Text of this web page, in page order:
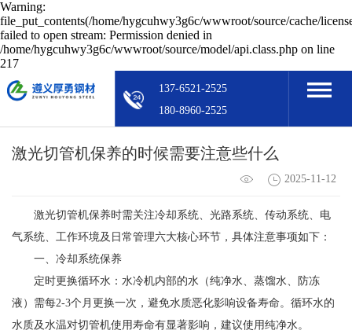
Warning:
file_put_contents(/home/hygcuhwy3g6c/wwwroot/source/cache/
failed to open stream: Permission denied in
/home/hygcuhwy3g6c/wwwroot/source/model/api.class.php on line
217
137-6521-2525
180-8960-2525
激光切管机保养的时候需要注意些什么
2025-11-12
激光切管机保养时需关注冷却系统、光路系统、传动系统、电
气系统、工作环境及日常管理六大核心环节，具体注意事项如下：
一、冷却系统保养
定时更换循环水：水冷机内部的水（纯净水、蒸馏水、防冻
液）需每2-3个月更换一次，避免水质恶化影响设备寿命。循环水的
水质及水温对切管机使用寿命有显著影响，建议使用纯净水。